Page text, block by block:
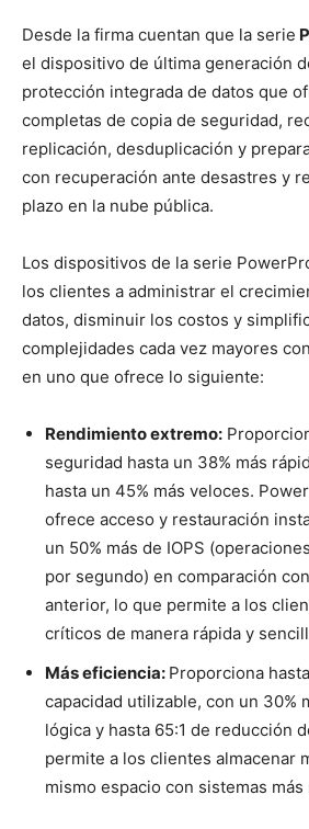
Desde la firma cuentan que la serie
el dispositivo de última generación
protección integrada de datos que
completas de copia de seguridad,
replicación, desduplicación y
con recuperación ante desastres y
plazo en la nube pública.
Los dispositivos de la serie
los clientes a administrar el
datos, disminuir los costos y
complejidades cada vez mayores
en uno que ofrece lo siguiente:
Rendimiento extremo:
seguridad hasta un 38% más
hasta un 45% más veloces.
ofrece acceso y restauración
un 50% más de IOPS
por segundo) en comparación
anterior, lo que permite a los
críticos de manera rápida y
Más eficiencia: Proporciona
capacidad utilizable, con un 30%
lógica y hasta 65:1 de reducción
permite a los clientes almacenar
mismo espacio con sistemas